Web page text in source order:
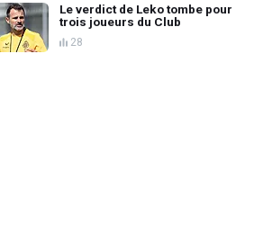
Le verdict de Leko tombe pour
trois joueurs du Club
28